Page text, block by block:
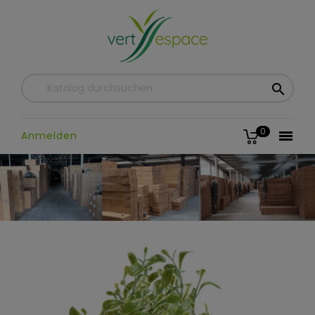


0
Anmelden